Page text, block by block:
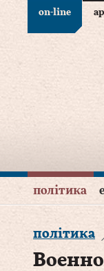
on-line
політика
політика